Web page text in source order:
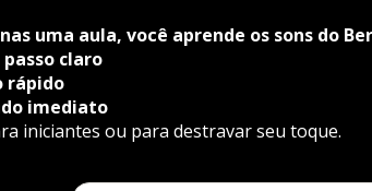
uma aula, você aprende os sons do
passo claro
rápido
imediato
iniciantes ou para destravar seu toque.